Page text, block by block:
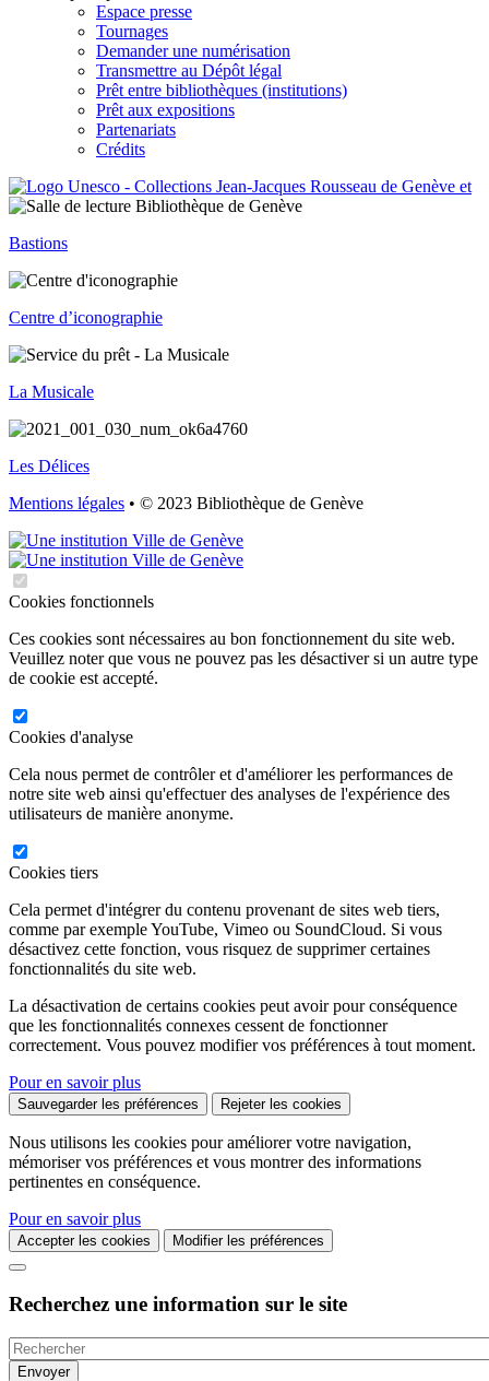
Espace presse
Tournages
Demander une numérisation
Transmettre au Dépôt légal
Prêt entre bibliothèques (institutions)
Prêt aux expositions
Partenariats
Crédits
Bastions
Centre d’iconographie
La Musicale
Les Délices
Mentions légales • © 2023 Bibliothèque de Genève
Cookies fonctionnels
Ces cookies sont nécessaires au bon fonctionnement du site web.
Veuillez noter que vous ne pouvez pas les désactiver si un autre type
de cookie est accepté.
Cookies d'analyse
Cela nous permet de contrôler et d'améliorer les performances de
notre site web ainsi qu'effectuer des analyses de l'expérience des
utilisateurs de manière anonyme.
Cookies tiers
Cela permet d'intégrer du contenu provenant de sites web tiers,
comme par exemple YouTube, Vimeo ou SoundCloud. Si vous
désactivez cette fonction, vous risquez de supprimer certaines
fonctionnalités du site web.
La désactivation de certains cookies peut avoir pour conséquence
que les fonctionnalités connexes cessent de fonctionner
correctement. Vous pouvez modifier vos préférences à tout moment.
Pour en savoir plus
Sauvegarder les préférences Rejeter les cookies
Nous utilisons les cookies pour améliorer votre navigation,
mémoriser vos préférences et vous montrer des informations
pertinentes en conséquence.
Pour en savoir plus
Accepter les cookies Modifier les préférences
Recherchez une information sur le site